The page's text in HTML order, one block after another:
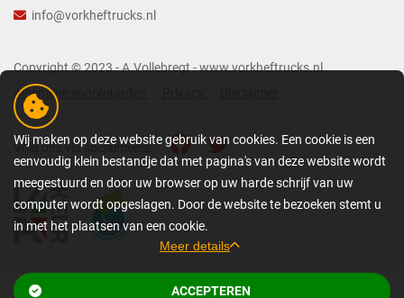
info@vorkheftrucks.nl
Copyright © 2023 - A.Vollebregt - www.vorkheftrucks.nl
Algemene voorwaarden
Volg ons via socialmedia:
Wij maken op deze website gebruik van cookies. Een cookie is een
eenvoudig klein bestandje dat met pagina's van deze website wordt
meegestuurd en door uw browser op uw harde schrijf van uw
computer wordt opgeslagen. Door de website te bezoeken stemt u
in met het plaatsen van een cookie.
Meer details
ACCEPTEREN